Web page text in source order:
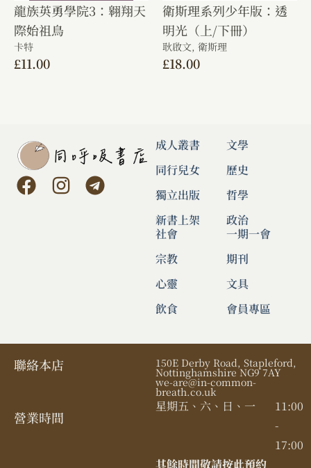
龍族英勇學院3：翱翔天
際始祖鳥
卡特
£11.00
衛斯理系列少年版：透
明光（上/下冊）
耿啟文, 衛斯理
£18.00
成人叢書
同行兒女
獨立出版
新書上架
文學
歷史
哲學
政治
社會
宗教
心靈
飲食
一期一會
期刊
文具
會員專區
聯絡本店 150E Derby Road, Stapleford,
Nottinghamshire NG9 7AY
we-are@in-common-
breath.co.uk
營業時間​
星期五、六、日、一
11:00
-
17:00
其餘時間敬請按此預約